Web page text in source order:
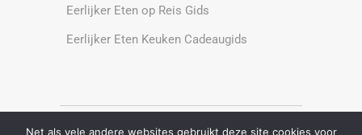
Eerlijker Eten op Reis Gids
Eerlijker Eten Keuken Cadeaugids
Net als vele andere websites gebruikt deze site cookies voor